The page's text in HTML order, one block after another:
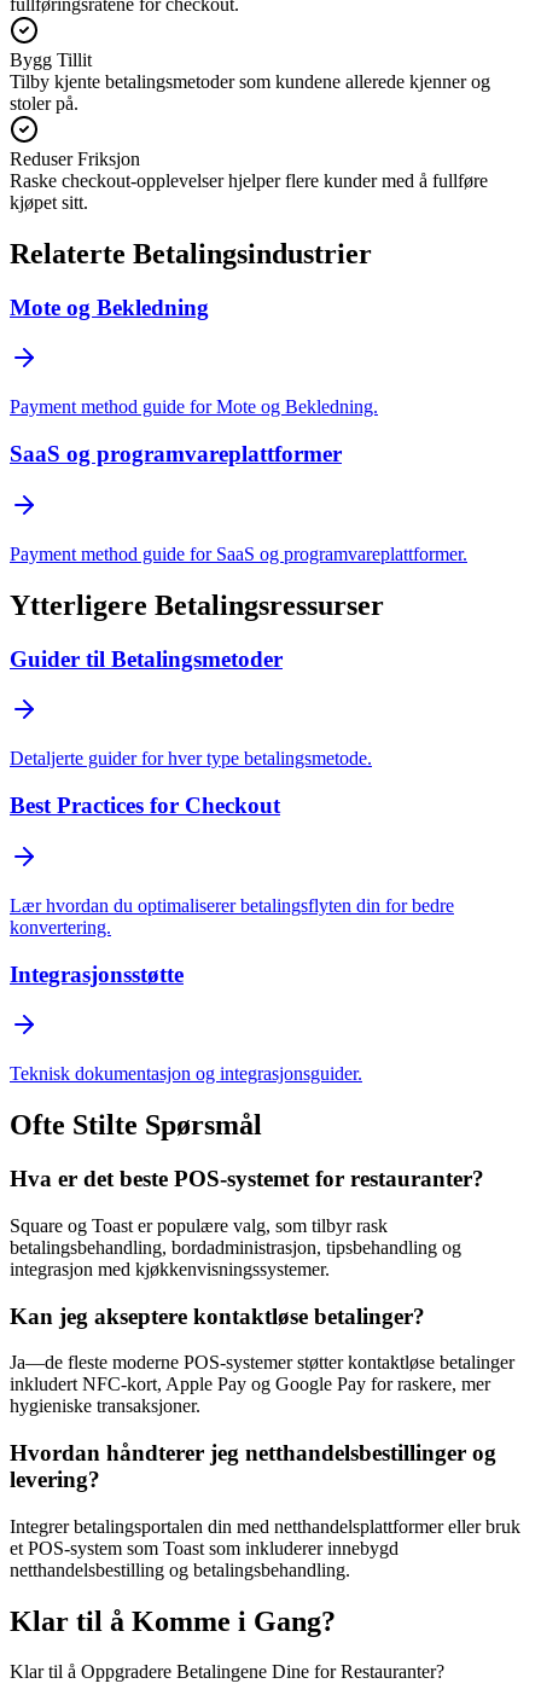
Bygg Tillit
Tilby kjente betalingsmetoder som kundene allerede kjenner og
stoler på.
Reduser Friksjon
Raske checkout-opplevelser hjelper flere kunder med å fullføre
kjøpet sitt.
Relaterte Betalingsindustrier
Mote og Bekledning
Payment method guide for Mote og Bekledning.
SaaS og programvareplattformer
Payment method guide for SaaS og programvareplattformer.
Ytterligere Betalingsressurser
Guider til Betalingsmetoder
Detaljerte guider for hver type betalingsmetode.
Best Practices for Checkout
Lær hvordan du optimaliserer betalingsflyten din for bedre
konvertering.
Integrasjonsstøtte
Teknisk dokumentasjon og integrasjonsguider.
Ofte Stilte Spørsmål
Hva er det beste POS-systemet for restauranter?
Square og Toast er populære valg, som tilbyr rask
betalingsbehandling, bordadministrasjon, tipsbehandling og
integrasjon med kjøkkenvisningssystemer.
Kan jeg akseptere kontaktløse betalinger?
Ja—de fleste moderne POS-systemer støtter kontaktløse betalinger
inkludert NFC-kort, Apple Pay og Google Pay for raskere, mer
hygieniske transaksjoner.
Hvordan håndterer jeg netthandelsbestillinger og
levering?
Integrer betalingsportalen din med netthandelsplattformer eller bruk
et POS-system som Toast som inkluderer innebygd
netthandelsbestilling og betalingsbehandling.
Klar til å Komme i Gang?
Klar til å Oppgradere Betalingene Dine for Restauranter?